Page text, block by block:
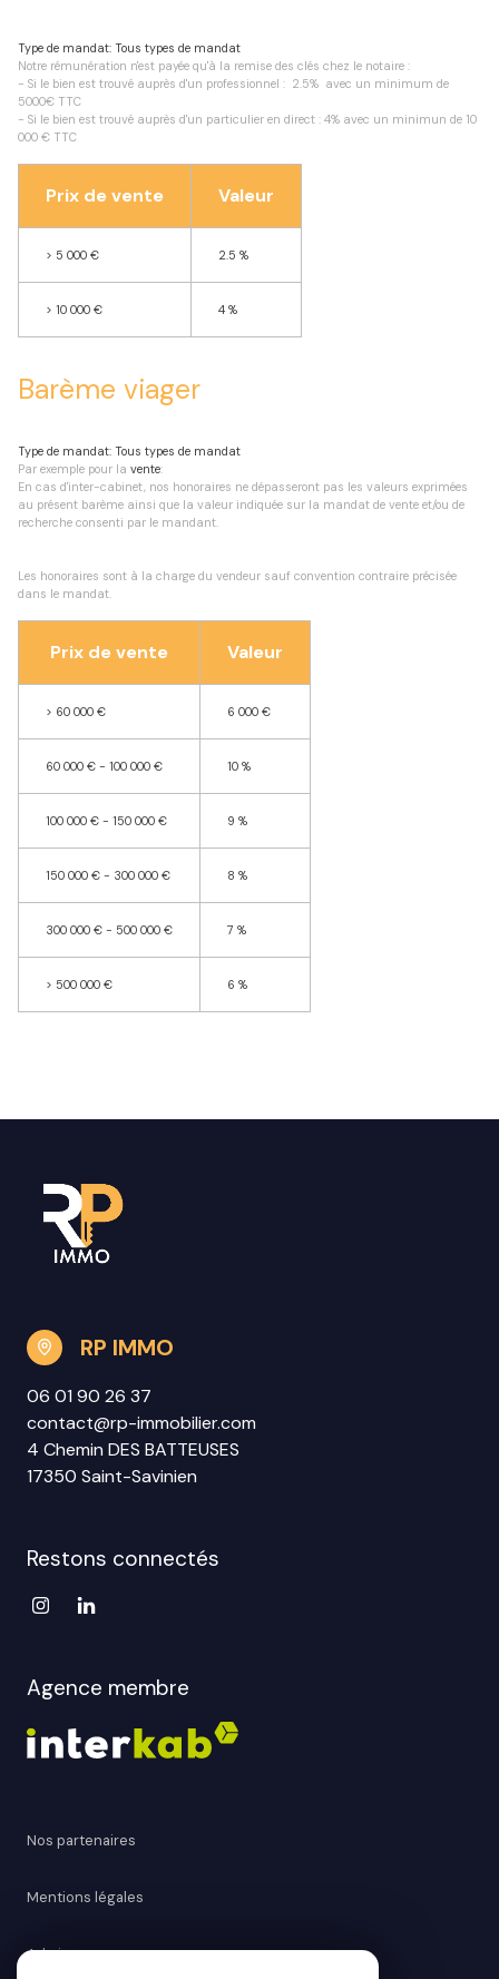
Type de mandat: Tous types de mandat
Notre rémunération n'est payée qu'à la remise des clés chez le notaire :
- Si le bien est trouvé auprès d'un professionnel : 2.5% avec un minimum de
5000€ TTC
- Si le bien est trouvé auprès d'un particulier en direct : 4% avec un minimun de 10
000 € TTC
Prix de vente Valeur
> 5 000 € 2.5 %
> 10 000 € 4 %
Barème viager
Type de mandat: Tous types de mandat
Par exemple pour la vente:
En cas d'inter-cabinet, nos honoraires ne dépasseront pas les valeurs exprimées
au présent barème ainsi que la valeur indiquée sur la mandat de vente et/ou de
recherche consenti par le mandant.
Les honoraires sont à la charge du vendeur sauf convention contraire précisée
dans le mandat.
Prix de vente Valeur
> 60 000 € 6 000 €
60 000 € - 100 000 € 10 %
100 000 € - 150 000 € 9 %
150 000 € - 300 000 € 8 %
300 000 € - 500 000 € 7 %
> 500 000 € 6 %
RP IMMO
06 01 90 26 37
contact@rp-immobilier.com
4 Chemin DES BATTEUSES
17350 Saint-Savinien
Restons connectés
Agence membre
Nos partenaires
Mentions légales
Admin